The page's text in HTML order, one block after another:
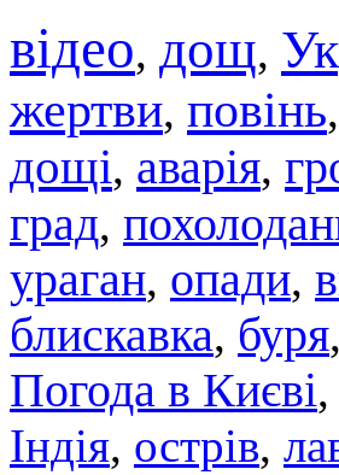
відео, дощ,
жертви, повінь,
дощі, аварія,
град,
ураган, опади,
блискавка, буря,
Погода в Києві,
Індія, острів,